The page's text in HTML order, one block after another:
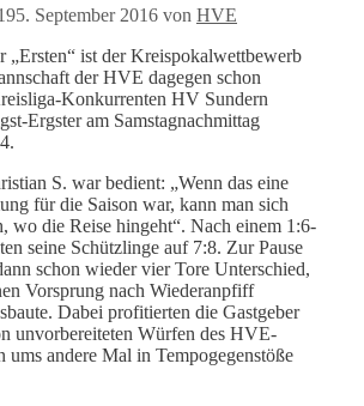
5. September 2016 von HVE
„Ersten“ ist der Kreispokalwettbewerb
der HVE dagegen schon
Konkurrenten HV Sundern
Ergster am Samstagnachmittag
S. war bedient: „Wenn das eine
für die Saison war, kann man sich
wo die Reise hingeht“. Nach einem 1:6-
seine Schützlinge auf 7:8. Zur Pause
schon wieder vier Tore Unterschied,
Vorsprung nach Wiederanpfiff
Dabei profitierten die Gastgeber
unvorbereiteten Würfen des HVE-
ums andere Mal in Tempogegenstöße